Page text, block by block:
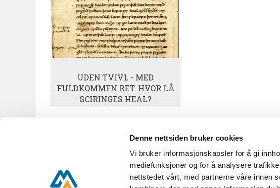
Denne nettsiden bruker cookies
Vi bruker informasjonskapsler for å gi
mediefunksjoner og for å analysere
nettstedet vårt, med partnerne våre innen
UDEN TVIVL - MED
FULDKOMMEN RET. HVOR LÅ
SCIRINGES HEAL?
Nyhetsbrev